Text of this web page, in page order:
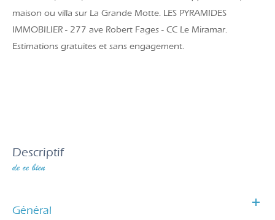
maison ou villa sur La Grande Motte. LES PYRAMIDES
IMMOBILIER - 277 ave Robert Fages - CC Le Miramar.
Estimations gratuites et sans engagement.
descriptif
de ce bien
Général